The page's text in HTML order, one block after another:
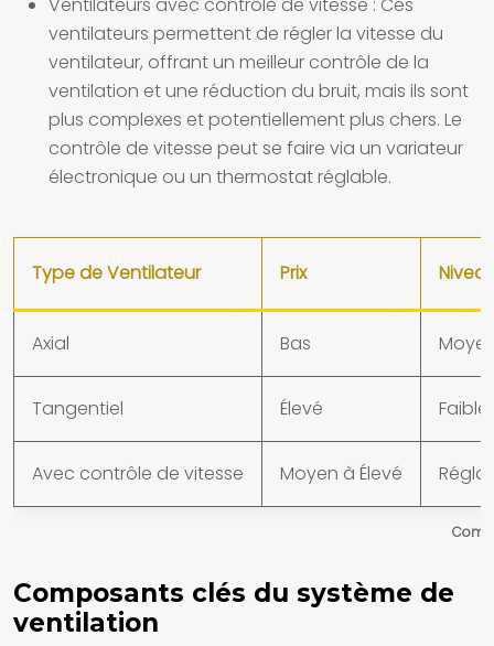
ventilateurs permettent de régler la vitesse du
ventilateur, offrant un meilleur contrôle de la
ventilation et une réduction du bruit, mais ils sont
plus complexes et potentiellement plus chers. Le
contrôle de vitesse peut se faire via un variateur
électronique ou un thermostat réglable.
Type de Ventilateur Prix
Axial Bas
Tangentiel Élevé
Avec contrôle de vitesse Moyen à Élevé
Composants clés du système de
ventilation